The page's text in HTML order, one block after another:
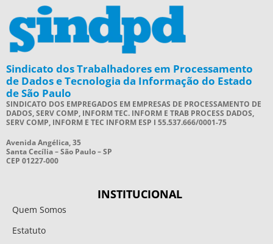
Sindicato dos Trabalhadores em Processamento
de Dados e Tecnologia da Informação do Estado
de São Paulo
SINDICATO DOS EMPREGADOS EM EMPRESAS DE PROCESSAMENTO DE
DADOS, SERV COMP, INFORM TEC. INFORM E TRAB PROCESS DADOS,
SERV COMP, INFORM E TEC INFORM ESP I 55.537.666/0001-75
Avenida Angélica, 35
Santa Cecília – São Paulo – SP
CEP 01227-000
INSTITUCIONAL
Quem Somos
Estatuto